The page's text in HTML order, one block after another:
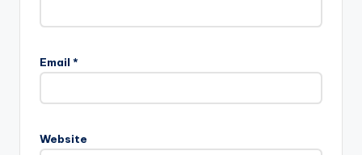
Email *
Website